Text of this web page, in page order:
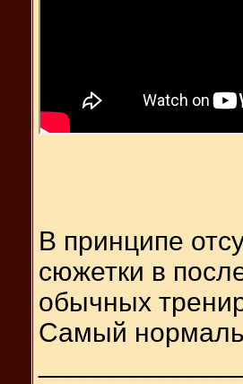
В принципе
сюжетки в
обычных
Самый